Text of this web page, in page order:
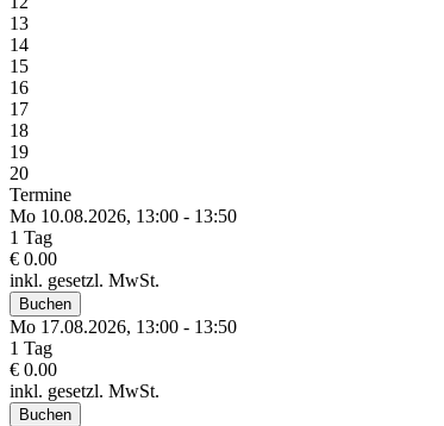
13
14
15
16
17
18
19
20
Termine
Mo 10.08.2026, 13:00 - 13:50
1 Tag
€ 0.00
inkl. gesetzl. MwSt.
Buchen
Mo 17.08.2026, 13:00 - 13:50
1 Tag
€ 0.00
inkl. gesetzl. MwSt.
Buchen